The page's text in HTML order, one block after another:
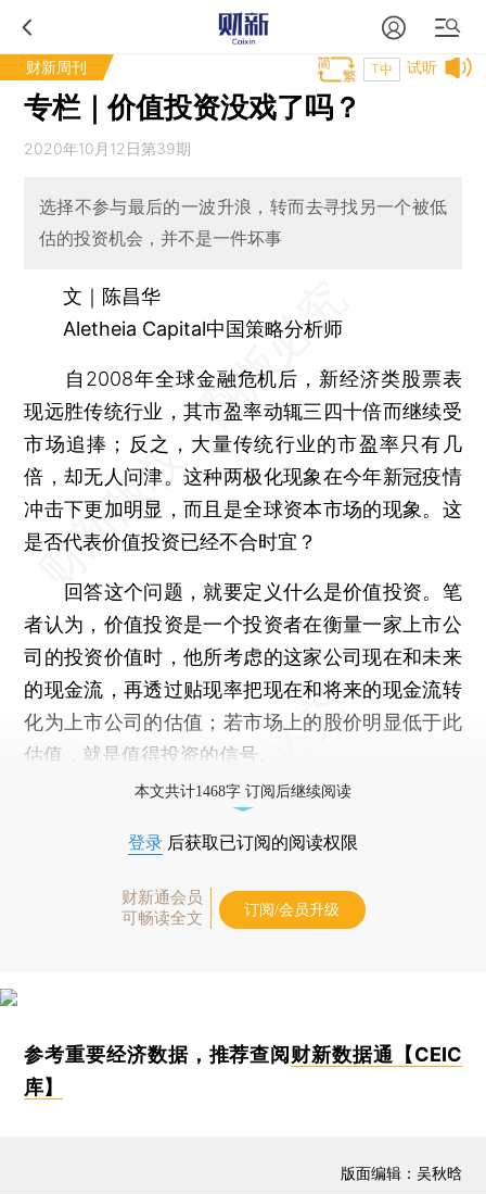
财新周刊 试听
T中
专栏｜价值投资没戏了吗？
2020年10月12日第39期
选择不参与最后的一波升浪，转而去寻找另一个被低
估的投资机会，并不是一件坏事
文｜陈昌华
Aletheia Capital中国策略分析师
自2008年全球金融危机后，新经济类股票表
现远胜传统行业，其市盈率动辄三四十倍而继续受
市场追捧；反之，大量传统行业的市盈率只有几
倍，却无人问津。这种两极化现象在今年新冠疫情
冲击下更加明显，而且是全球资本市场的现象。这
是否代表价值投资已经不合时宜？
回答这个问题，就要定义什么是价值投资。笔
者认为，价值投资是一个投资者在衡量一家上市公
司的投资价值时，他所考虑的这家公司现在和未来
的现金流，再透过贴现率把现在和将来的现金流转
化为上市公司的估值；若市场上的股价明显低于此
估值，就是值得投资的信号。
本文共计1468字 订阅后继续阅读
登录 后获取已订阅的阅读权限
财新通会员
可畅读全文
订阅/会员升级
参考重要经济数据，推荐查阅 财新数据通【CEIC
库】
版面编辑：吴秋晗